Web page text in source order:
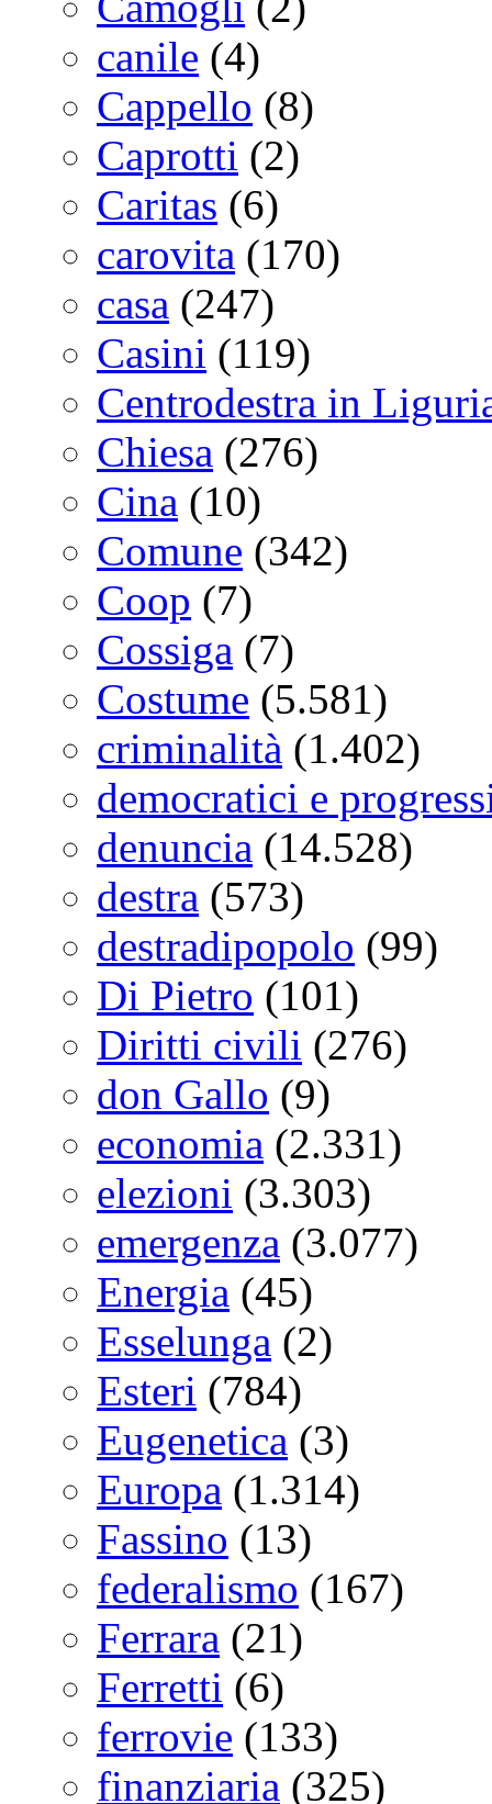
canile (4)
Cappello (8)
Caprotti (2)
Caritas (6)
carovita (170)
casa (247)
Casini (119)
Centrodestra in
Chiesa (276)
Cina (10)
Comune (342)
Coop (7)
Cossiga (7)
Costume (5.581)
criminalità (1.402)
democratici e
denuncia (14.528)
destra (573)
destradipopolo (99)
Di Pietro (101)
Diritti civili (276)
don Gallo (9)
economia (2.331)
elezioni (3.303)
emergenza (3.077)
Energia (45)
Esselunga (2)
Esteri (784)
Eugenetica (3)
Europa (1.314)
Fassino (13)
federalismo (167)
Ferrara (21)
Ferretti (6)
ferrovie (133)
finanziaria (325)